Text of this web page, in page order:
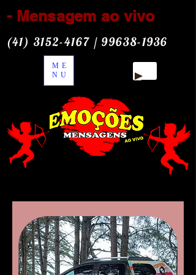
(41) 3152-4167 /99638-1936
ME
NU
- Mensagem ao vivo